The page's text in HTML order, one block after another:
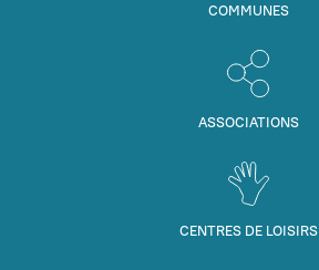
COMMUNES
ASSOCIATIONS
CENTRES DE LOISIRS